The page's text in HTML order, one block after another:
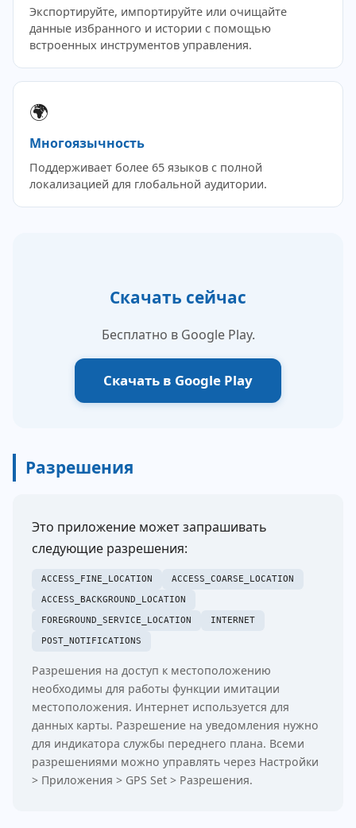
Экспортируйте, импортируйте или очищайте
данные избранного и истории с помощью
встроенных инструментов управления.
🌍
Многоязычность
Поддерживает более 65 языков с полной
локализацией для глобальной аудитории.
Скачать сейчас
Бесплатно в Google Play.
Скачать в Google Play
Разрешения
Это приложение может запрашивать
следующие разрешения:
ACCESS_FINE_LOCATION
ACCESS_COARSE_LOCATION
ACCESS_BACKGROUND_LOCATION
FOREGROUND_SERVICE_LOCATION
INTERNET
POST_NOTIFICATIONS
Разрешения на доступ к местоположению
необходимы для работы функции имитации
местоположения. Интернет используется для
данных карты. Разрешение на уведомления нужно
для индикатора службы переднего плана. Всеми
разрешениями можно управлять через Настройки
> Приложения > GPS Set > Разрешения.